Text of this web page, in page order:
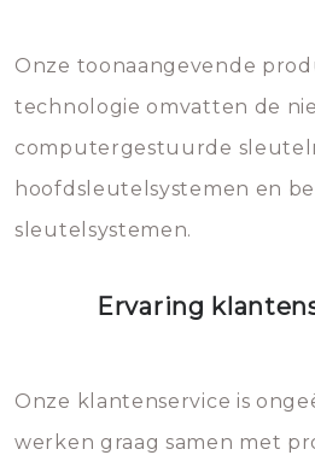
mee, die u
vermijden.
Onze toonaangevende
technologie omvatten de
computergestuurde
hoofdsleutelsystemen en
sleutelsystemen.
Ervaring
Onze klantenservice is
werken graag samen met